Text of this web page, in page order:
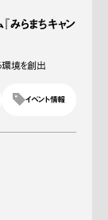
みらまちキャン
環境を創出
イベント情報